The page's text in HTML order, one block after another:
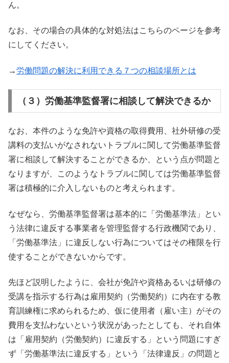
ん。
なお、その場合の具体的な対処法はこちらのページを参考
にしてください。
→労働問題の解決に利用できる７つの相談場所とは
（３）労働基準監督署に相談して解決できるか
なお、本件のような免許や資格の取得費用、社外研修の受
講料の支払いがなされないトラブルに関して労働基準監督
署に相談して解決することができるか、という点が問題と
なりますが、このようなトラブルに関しては労働基準監督
署は積極的に介入しないものと考えられます。
なぜなら、労働基準監督署は基本的に「労働基準法」とい
う法律に違反する事業者を管理監督する行政機関であり、
「労働基準法」に違反しない行為についてはその権限を行
使することができないからです。
先ほど説明したように、会社が免許や資格あるいは研修の
受講を指示する行為は雇用契約（労働契約）に内在する教
育訓練権に求められるため、仮に使用者（雇い主）がその
費用を支払わないという状況があったとしても、それ自体
は「雇用契約（労働契約）に違反する」という問題にすぎ
ず「労働基準法に違反する」という「法律違反」の問題と